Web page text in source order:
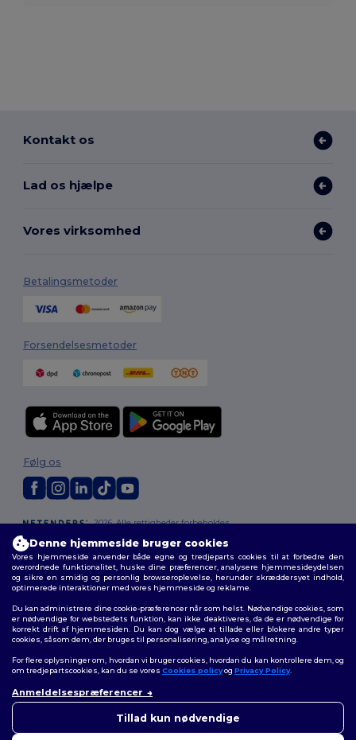
Kontakt os
Lad os hjælpe
Vores virksomhed
Betalingsmetoder
Forsendelsesmetoder
2026. Alle rettigheder forbeholdes
Vilkår og Betingelser
Tilpasset politik Fortrolighedspolitik
cookies
Sitemap
Følg os
Denne hjemmeside bruger cookies
Vores hjemmeside anvender både egne og tredjeparts cookies til at forbedre den
overordnede funktionalitet, huske dine præferencer, analysere hjemmesideydelsen
og sikre en smidig og personlig browseroplevelse, herunder skræddersyet indhold,
optimerede interaktioner med vores hjemmeside og reklame.
Du kan administrere dine cookie-præferencer når som helst. Nødvendige cookies, som
er nødvendige for webstedets funktion, kan ikke deaktiveres, da de er nødvendige for
korrekt drift af hjemmesiden. Du kan dog vælge at tillade eller blokere andre typer
cookies, såsom dem, der bruges til personalisering, analyse og målretning.
For flere oplysninger om, hvordan vi bruger cookies, hvordan du kan kontrollere dem, og
om tredjepartscookies, kan du se vores Cookies policyog Privacy Policy.
Anmeldelsespræferencer
Tillad kun nødvendige
bekymringer, kan du kontakte